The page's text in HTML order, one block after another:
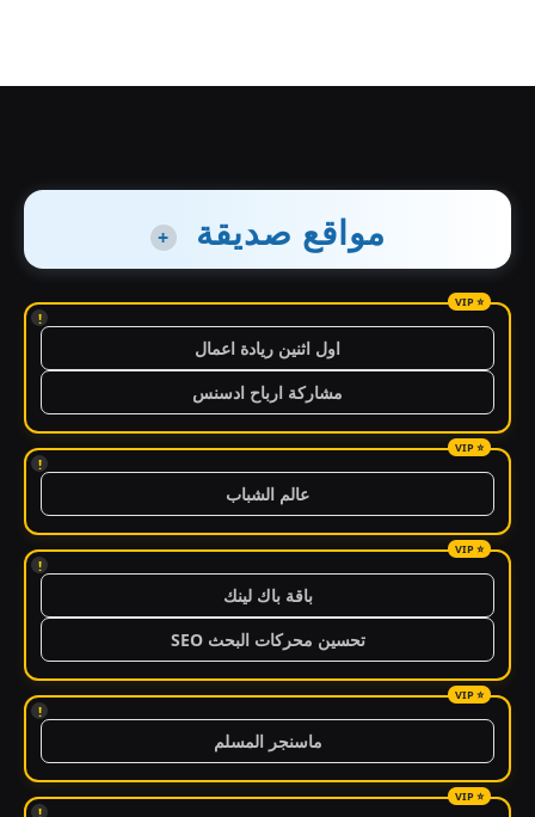
مواقع صديقة +
!
اول اثنين ريادة اعمال
مشاركة ارباح ادسنس
!
عالم الشباب
!
باقة باك لينك
تحسين محركات البحث SEO
!
ماسنجر المسلم
!